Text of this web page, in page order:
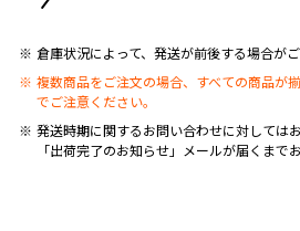
倉庫状況によって、発送が前後する場合がご
複数商品をご注文の場合、すべての商品が
でご注意ください。
発送時期に関するお問い合わせに対しては
「出荷完了のお知らせ」メールが届くまで